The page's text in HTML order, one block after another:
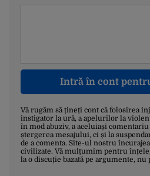
Intră în cont
Vă rugăm să țineți cont că folosirea
instigator la ură, a apelurilor la
în mod abuziv, a aceluiași
ștergerea mesajului, ci și la
de a comenta. Site-ul nostru
civilizate. Vă mulțumim pentru
la o discuție bazată pe argumente, nu